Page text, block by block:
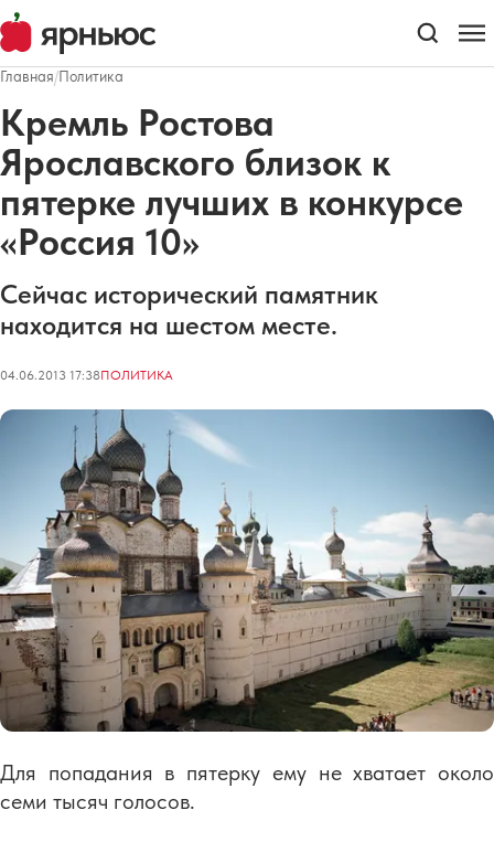
Главная/Политика
Кремль Ростова
Ярославского близок к
пятерке лучших в конкурсе
«Россия 10»
Сейчас исторический памятник
находится на шестом месте.
04.06.2013 17:38ПОЛИТИКА
Для попадания в пятерку ему не хватает около
семи тысяч голосов.